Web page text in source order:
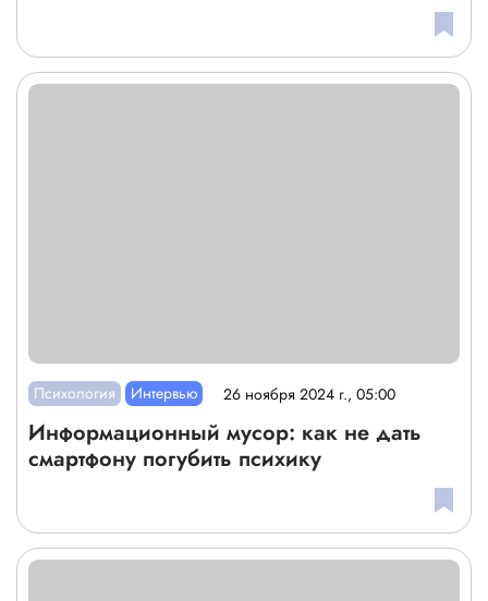
Психология Интервью 26 ноября 2024 г., 05:00
Информационный мусор: как не дать
смартфону погубить психику